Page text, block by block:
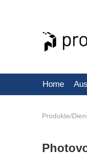
Home
Produkte/